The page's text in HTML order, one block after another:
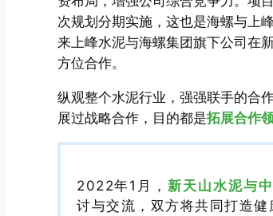
次规划分期实施，这也是海螺与上
来上峰水泥与海螺集团旗下公司在
方位合作。
纵观整个水泥行业，强强联手的合
展过战略合作，目的都是拓展合作
2022年1月， 新天山水泥与
讨与交流，双方将共同打造